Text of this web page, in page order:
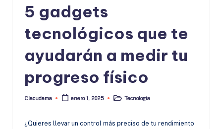
5 gadgets
tecnológicos que te
ayudarán a medir tu
progreso físico
Publicado
Clacudama enero 1, 2025
PublicadoTecnología
¿Quieres llevar un control más preciso de tu rendimiento